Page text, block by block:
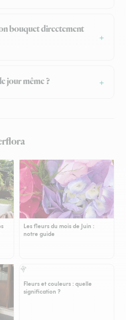
bouquet directement
jour même ?
Les fleurs du mois de Juin :
notre guide
Fleurs et couleurs : quelle
signification ?